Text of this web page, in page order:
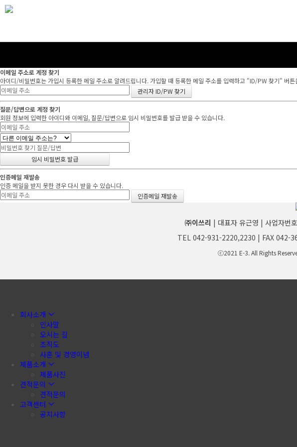
이메일 주소로 계정 찾기
아이디/비밀번호는 가입시 등록한 메일 주소로 알려드립니다. 가입할 때 등록한 메일 주소를 입력하고 "ID/PW 찾기" 버튼
질문/답변으로 계정 찾기
회원 정보에 입력한 아이디와 이메일, 질문/답변으로 임시 비밀번호를 발급 받을 수 있습니다.
인증메일 재발송
인증 메일을 받지 못한 경우 다시 받을 수 있습니다.
㈜이쓰리 | 대표자 유근영 | 사업자번
TEL 042-931-2220,2230 | FAX
ⓒ2021 E-3. All Rights
회사소개
인사말
오시는 길
조직도
사훈 및 경영이념
제품소개
제품사진
견적문의
견적문의
고객센터
공지사항